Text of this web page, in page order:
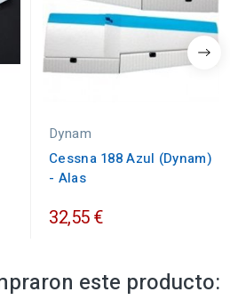
Dynam
Cessna 188 Azul (Dynam)
- Alas
32,55 €
este producto: